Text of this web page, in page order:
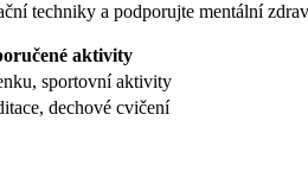
techniky a podporujte mentální
aktivity
sportovní aktivity
dechové cvičení